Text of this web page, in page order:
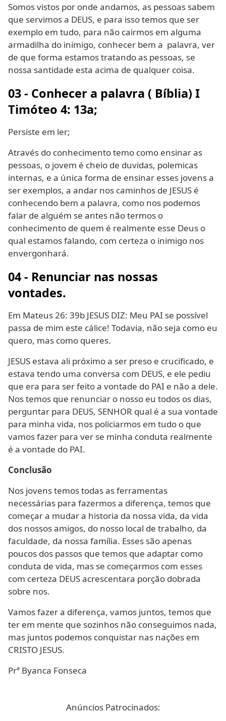
Somos vistos por onde andamos, as pessoas sabem
que servimos a DEUS, e para isso temos que ser
exemplo em tudo, para não cairmos em alguma
armadilha do inimigo, conhecer bem a palavra, ver
de que forma estamos tratando as pessoas, se
nossa santidade esta acima de qualquer coisa.
03 - Conhecer a palavra ( Bíblia) I
Timóteo 4: 13a;
Persiste em ler;
Através do conhecimento temo como ensinar as
pessoas, o jovem é cheio de duvidas, polemicas
internas, e a única forma de ensinar esses jovens a
ser exemplos, a andar nos caminhos de JESUS é
conhecendo bem a palavra, como nos podemos
falar de alguém se antes não termos o
conhecimento de quem é realmente esse Deus o
qual estamos falando, com certeza o inimigo nos
envergonhará.
04 - Renunciar nas nossas
vontades.
Em Mateus 26: 39b JESUS DIZ: Meu PAI se possível
passa de mim este cálice! Todavia, não seja como eu
quero, mas como queres.
JESUS estava ali próximo a ser preso e crucificado, e
estava tendo uma conversa com DEUS, e ele pediu
que era para ser feito a vontade do PAI e não a dele.
Nos temos que renunciar o nosso eu todos os dias,
perguntar para DEUS, SENHOR qual é a sua vontade
para minha vida, nos policiarmos em tudo o que
vamos fazer para ver se minha conduta realmente
é a vontade do PAI.
Conclusão
Nos jovens temos todas as ferramentas
necessárias para fazermos a diferença, temos que
começar a mudar a historia da nossa vida, da vida
dos nossos amigos, do nosso local de trabalho, da
faculdade, da nossa família. Esses são apenas
poucos dos passos que temos que adaptar como
conduta de vida, mas se começarmos com esses
com certeza DEUS acrescentara porção dobrada
sobre nos.
Vamos fazer a diferença, vamos juntos, temos que
ter em mente que sozinhos não conseguimos nada,
mas juntos podemos conquistar nas nações em
CRISTO JESUS.
Prª Byanca Fonseca
Anúncios Patrocinados: